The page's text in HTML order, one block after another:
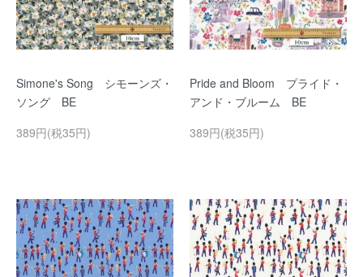
Simone's Song シモーンズ・
ソング BE
389円(税35円)
Pride and Bloom プライド・
アンド・ブルーム BE
389円(税35円)